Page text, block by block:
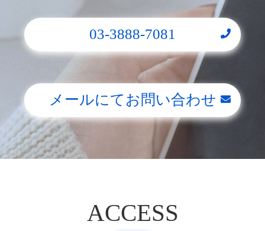
03-3888-7081
メールにてお問い合わせ
ACCESS